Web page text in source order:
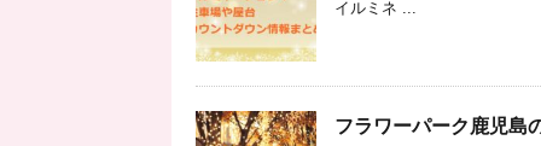
イルミネ ...
フラワーパーク鹿児島